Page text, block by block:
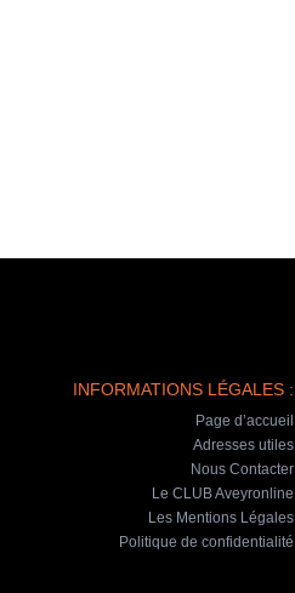
INFORMATIONS LÉGALES :
Page d’accueil
Adresses utiles
Nous Contacter
Le CLUB Aveyronline
Les Mentions Légales
Politique de confidentialité